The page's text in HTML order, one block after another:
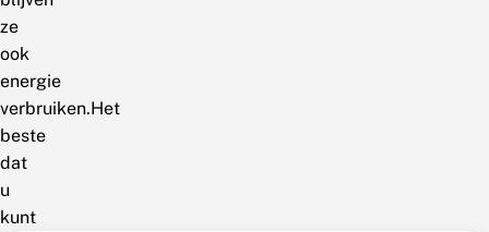
ze
ook
energie
verbruiken.Het
beste
dat
u
kunt